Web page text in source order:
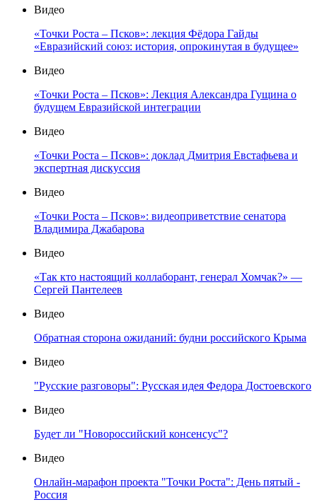
Видео
«Точки Роста – Псков»: лекция Фёдора Гайды
«Евразийский союз: история, опрокинутая в будущее»
Видео
«Точки Роста – Псков»: Лекция Александра Гущина о
будущем Евразийской интеграции
Видео
«Точки Роста – Псков»: доклад Дмитрия Евстафьева и
экспертная дискуссия
Видео
«Точки Роста – Псков»: видеоприветствие сенатора
Владимира Джабарова
Видео
«Так кто настоящий коллаборант, генерал Хомчак?» —
Сергей Пантелеев
Видео
Обратная сторона ожиданий: будни российского Крыма
Видео
"Русские разговоры": Русская идея Федора Достоевского
Видео
Будет ли "Новороссийский консенсус"?
Видео
Онлайн-марафон проекта "Точки Роста": День пятый -
Россия